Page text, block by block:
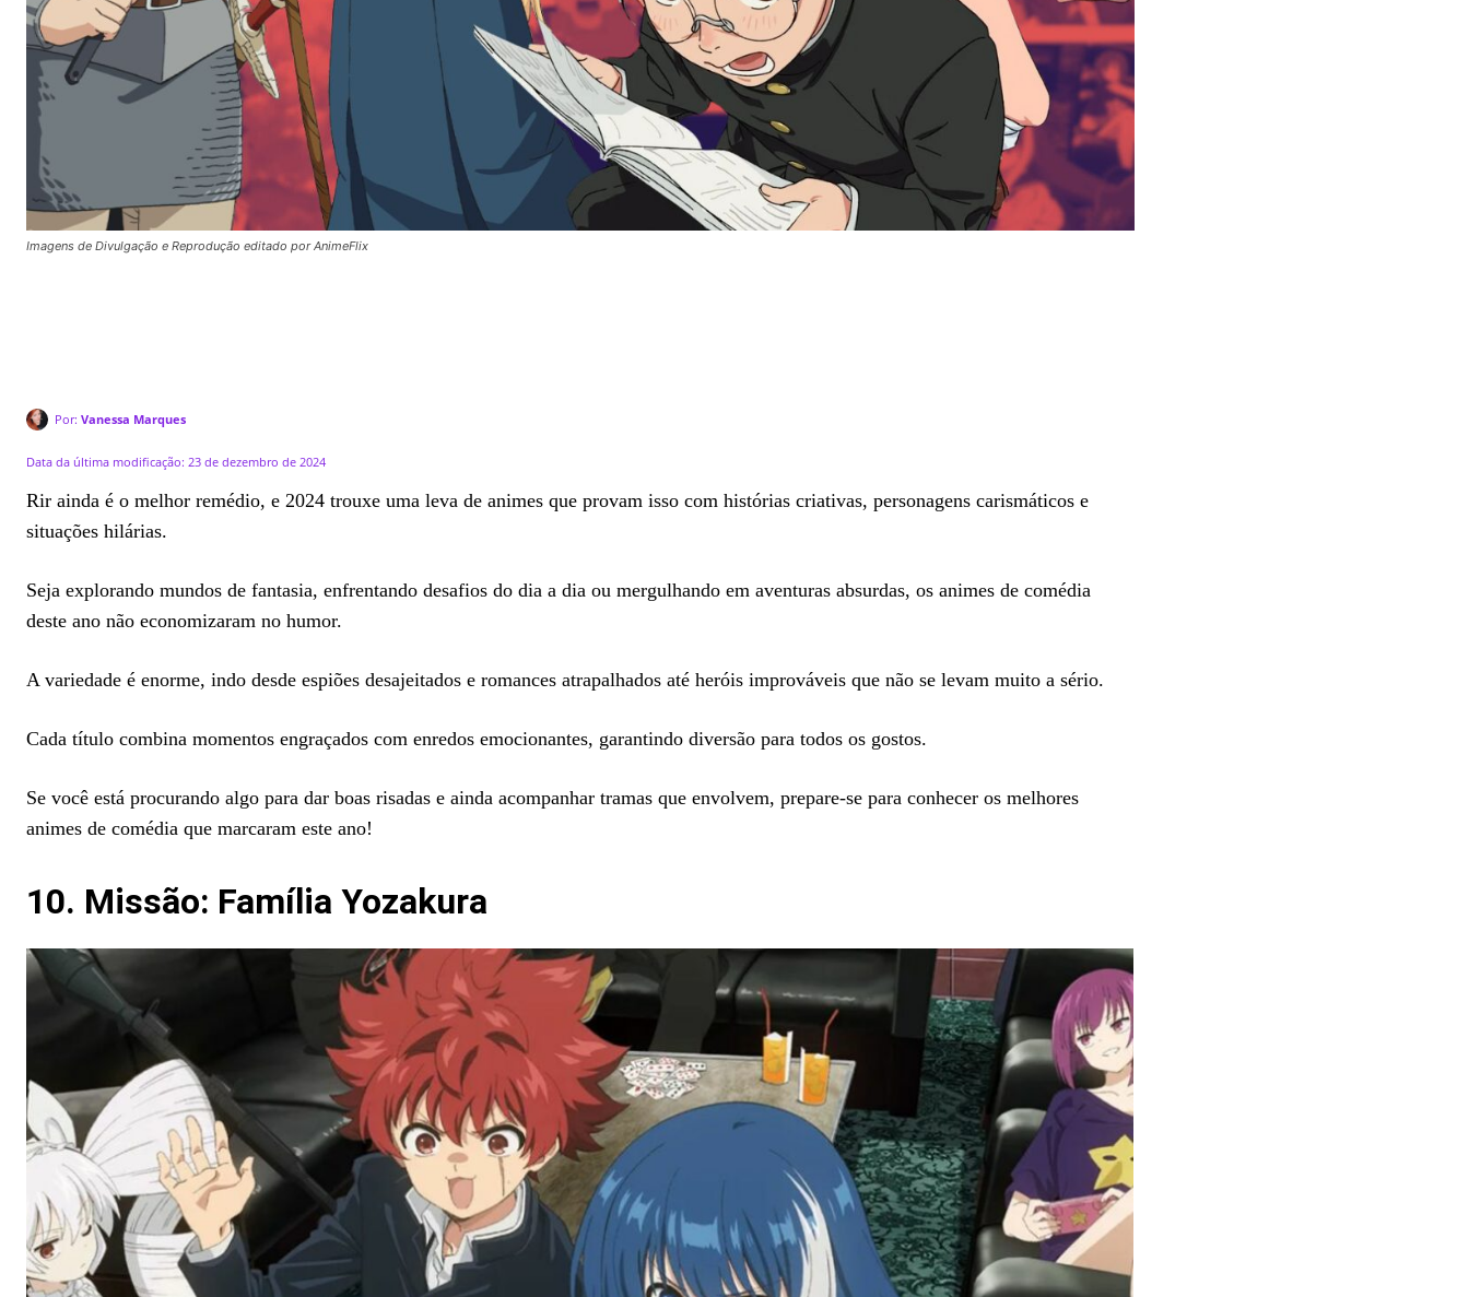
Imagens de Divulgação e Reprodução editado por AnimeFlix
Por: Vanessa Marques
Data da última modificação: 23 de dezembro de 2024
Rir ainda é o melhor remédio, e 2024 trouxe uma leva de animes que provam isso com histórias criativas, personagens carismáticos e
situações hilárias.
Seja explorando mundos de fantasia, enfrentando desafios do dia a dia ou mergulhando em aventuras absurdas, os animes de comédia
deste ano não economizaram no humor.
A variedade é enorme, indo desde espiões desajeitados e romances atrapalhados até heróis improváveis que não se levam muito a sério.
Cada título combina momentos engraçados com enredos emocionantes, garantindo diversão para todos os gostos.
Se você está procurando algo para dar boas risadas e ainda acompanhar tramas que envolvem, prepare-se para conhecer os melhores
animes de comédia que marcaram este ano!
10. Missão: Família Yozakura